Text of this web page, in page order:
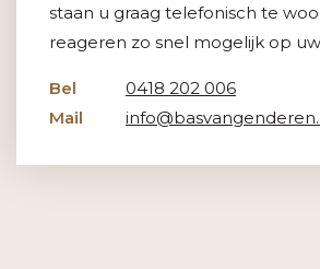
staan u graag telefonisch te
reageren zo snel mogelijk op
Bel
0418 202 006
Mail